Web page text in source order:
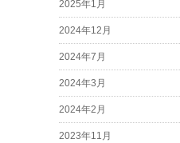
2025年1月
2024年12月
2024年7月
2024年3月
2024年2月
2023年11月